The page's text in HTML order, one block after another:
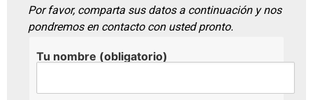
Por favor, comparta sus datos a continuación y nos
pondremos en contacto con usted pronto.
Tu nombre (obligatorio)